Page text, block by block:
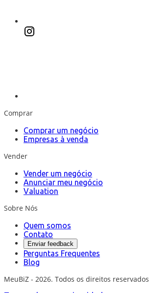
Comprar
Comprar um negócio
Empresas à venda
Vender
Vender um negócio
Anunciar meu negócio
Valuation
Sobre Nós
Quem somos
Contato
Enviar feedback
Perguntas Frequentes
Blog
MeuBiZ - 2026. Todos os direitos reservados